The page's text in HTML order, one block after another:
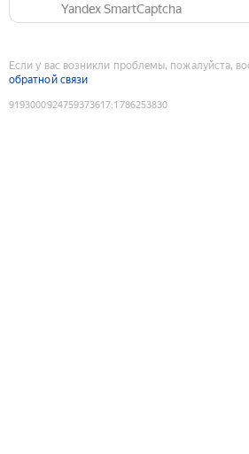
Yandex SmartCaptcha
Если у вас возникли проблемы, пожалуйста,
обратной связи
9193000924759373617:1786253830